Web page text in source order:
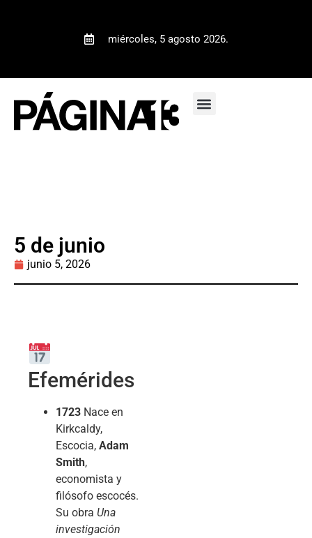
miércoles, 5 agosto 2026.
5 de junio
junio 5, 2026
Efemérides
1723 Nace en
Kirkcaldy,
Escocia, Adam
Smith,
economista y
filósofo escocés.
Su obra Una
investigación